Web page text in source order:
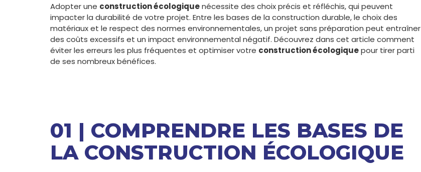
Adopter une construction écologiquenécessite des choix précis et réfléchis, qui peuvent
impacter la durabilité de votre projet. Entre les bases de la construction durable, le choix des
matériaux et le respect des normes environnementales, un projet sans préparation peut entraîner
des coûts excessifs et un impact environnemental négatif. Découvrez dans cet article comment
éviter les erreurs les plus fréquentes et optimiser votre construction écologiquepour tirer parti
de ses nombreux bénéfices.
01 | COMPRENDRE LES BASES DE
LA CONSTRUCTION ÉCOLOGIQUE